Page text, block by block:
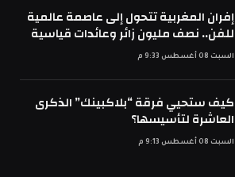
إفران المغربية تتحول إلى عاصمة عالمية
للفن.. نصف مليون زائر وعائدات قياسية
السبت 08 أغسطس 9:33 م
كيف ستحيي فرقة “بلاكبينك” الذكرى
العاشرة لتأسيسها؟
السبت 08 أغسطس 9:13 م